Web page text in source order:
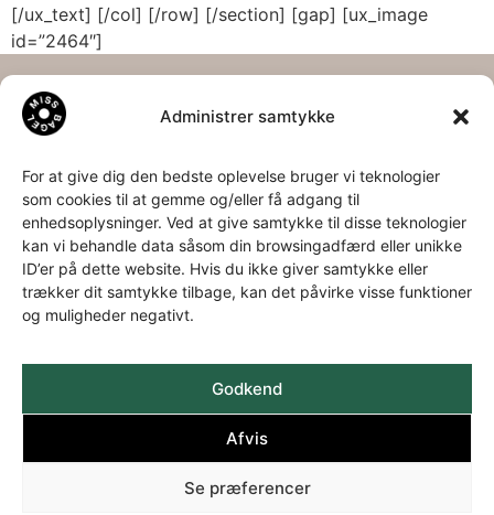
Administrer samtykke
For at give dig den bedste oplevelse bruger vi teknologier
som cookies til at gemme og/eller få adgang til
enhedsoplysninger. Ved at give samtykke til disse teknologier
kan vi behandle data såsom din browsingadfærd eller unikke
ID’er på dette website. Hvis du ikke giver samtykke eller
trækker dit samtykke tilbage, kan det påvirke visse funktioner
og muligheder negativt.
Godkend
Afvis
Se præferencer
[/ux_text] [/col] [/row] [/section] [gap] [ux_image
id=”2464″]
Om os
historien
Download
kataloger
Kontakt
Miss
Bagel
ApS
Aa.
Louis-
Hansens
info@missbagel.dk
Følg os
Facebook
Instagram
Info
&
Cookies